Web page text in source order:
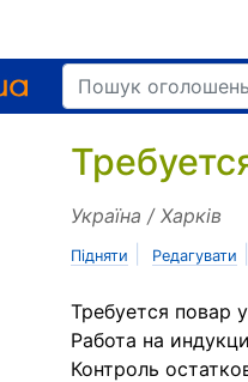
Україна / Харків
Підняти Редагувати
Требуется повар
Работа на
Контроль